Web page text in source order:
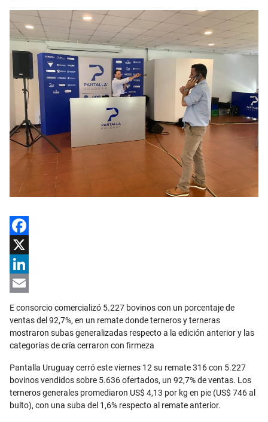
Facebook
X
LinkedIn
E consorcio comercializó 5.227 bovinos con un porcentaje de
ventas del 92,7%, en un remate donde terneros y terneras
mostraron subas generalizadas respecto a la edición anterior y las
categorías de cría cerraron con firmeza
Pantalla Uruguay cerró este viernes 12 su remate 316 con 5.227
bovinos vendidos sobre 5.636 ofertados, un 92,7% de ventas. Los
terneros generales promediaron US$ 4,13 por kg en pie (US$ 746 al
bulto), con una suba del 1,6% respecto al remate anterior.